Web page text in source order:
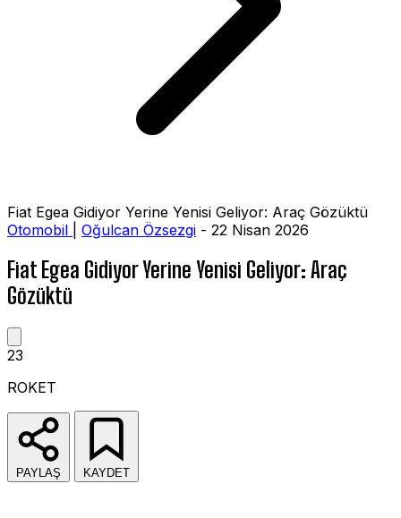
Fiat Egea Gidiyor Yerine Yenisi Geliyor: Araç Gözüktü
Otomobil
Oğulcan Özsezgi - 22 Nisan 2026
Fiat Egea Gidiyor Yerine Yenisi Geliyor: Araç
Gözüktü
23
ROKET
PAYLAŞ KAYDET